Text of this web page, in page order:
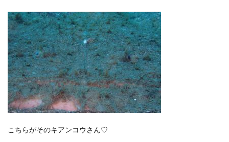
こちらがそのキアンコウさん♡